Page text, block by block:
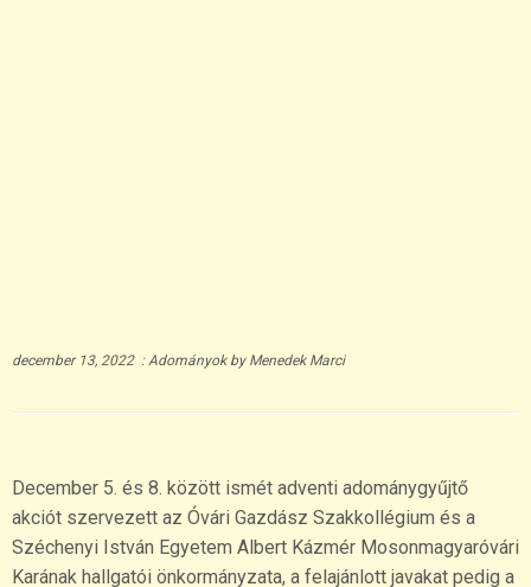
december 13, 2022:Adományok by Menedek Marci
December 5. és 8. között ismét adventi adománygyűjtő
akciót szervezett az Óvári Gazdász Szakkollégium és a
Széchenyi István Egyetem Albert Kázmér Mosonmagyaróvári
Karának hallgatói önkormányzata, a felajánlott javakat pedig a